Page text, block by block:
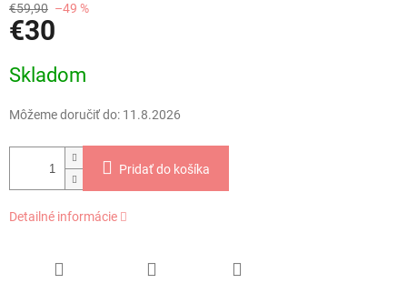
€59,90 –49 %
€30
cena:
Skladom
Môžeme doručiť do: 11.8.2026
Pridať do košíka
Detailné informácie